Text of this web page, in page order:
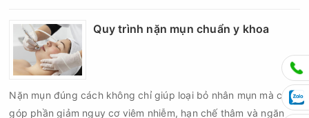
nếu chăm sóc không đúng cách. Chính vì vậy, việc chăm sóc
da sau nặn mụn không chỉ giúp vùng da hồi phục nhanh hơn
mà còn góp phần giảm nguy cơ tái phát mụn và hạn chế các
biến chứng về sau.
Quy trình nặn mụn chuẩn y khoa
Nặn mụn đúng cách không chỉ giúp loại bỏ nhân mụn mà còn
góp phần giảm nguy cơ viêm nhiễm, hạn chế thâm và ngăn